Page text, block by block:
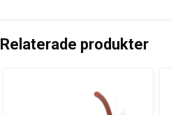
Relaterade produkter